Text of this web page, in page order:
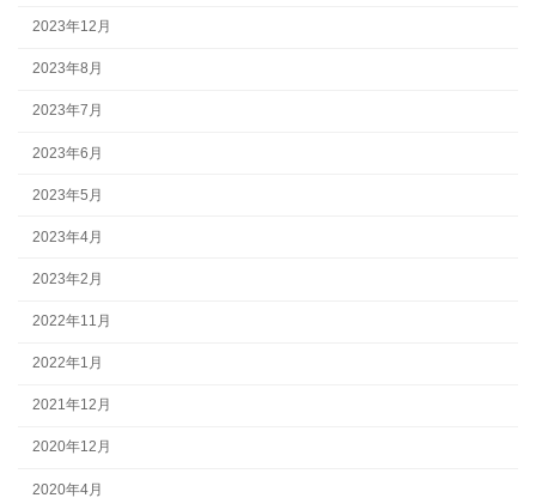
2023年12月
2023年8月
2023年7月
2023年6月
2023年5月
2023年4月
2023年2月
2022年11月
2022年1月
2021年12月
2020年12月
2020年4月